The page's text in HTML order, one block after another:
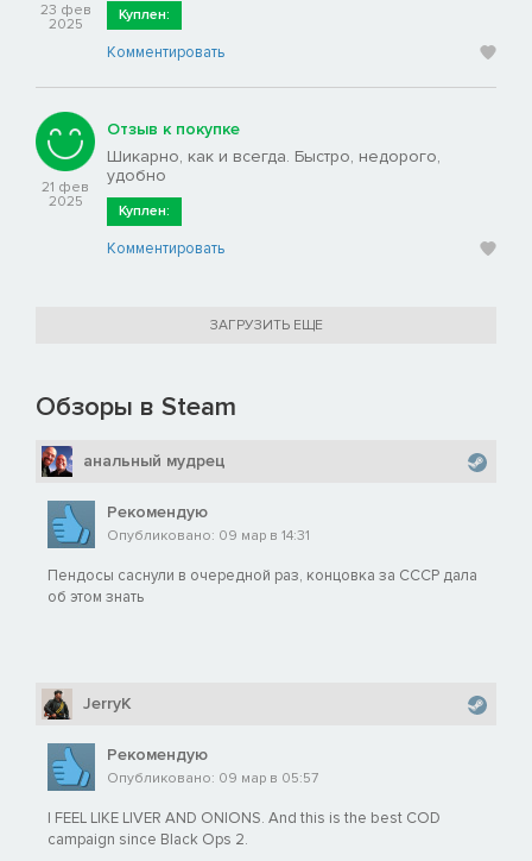
23 фев
2025
Куплен:
Комментировать
21 фев
2025
Отзыв к покупке
Шикарно, как и всегда. Быстро, недорого,
удобно
Куплен:
Комментировать
ЗАГРУЗИТЬ ЕЩЕ
Обзоры в Steam
анальный мудрец
Рекомендую
Опубликовано: 09 мар в 14:31
Пендосы саснули в очередной раз, концовка за СССР дала
об этом знать
JerryK
Рекомендую
Опубликовано: 09 мар в 05:57
I FEEL LIKE LIVER AND ONIONS. And this is the best COD
campaign since Black Ops 2.